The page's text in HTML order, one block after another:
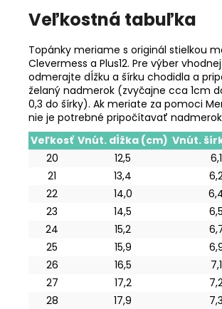
Veľkostná tabuľka
Topánky meriame s originál stielkou
Clevermess a Plus12. Pre výber
odmerajte dĺžku a šírku chodidla a
želaný nadmerok (zvyčajne cca 1cm
0,3 do šírky). Ak meriate za pomoci
nie je potrebné pripočítavať
Veľkosť Vnút. dĺžka (cm) Vnút.
20
12,5
6,1
21
13,4
22
14,0
23
14,5
6,5
24
15,2
25
15,9
26
16,5
7,1
27
17,2
28
17,9
7,3